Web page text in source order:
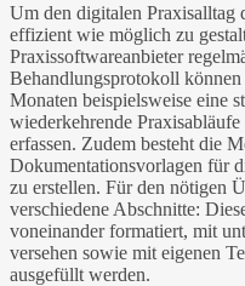
Um den digitalen Praxisalltag
effizient wie möglich zu
Praxissoftwareanbieter
Behandlungsprotokoll
Monaten beispielsweise eine
wiederkehrende
erfassen. Zudem besteht die
Dokumentationsvorlagen für
zu erstellen. Für den nötigen
verschiedene Abschnitte:
voneinander formatiert, mit
versehen sowie mit eigenen
ausgefüllt werden.